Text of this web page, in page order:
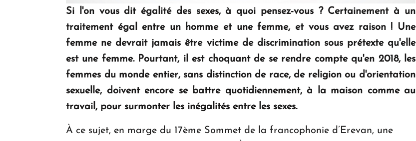
Si l'on vous dit égalité des sexes, à quoi pensez-vous ? Certainement à un
traitement égal entre un homme et une femme, et vous avez raison ! Une
femme ne devrait jamais être victime de discrimination sous prétexte qu'elle
est une femme. Pourtant, il est choquant de se rendre compte qu'en 2018, les
femmes du monde entier, sans distinction de race, de religion ou d'orientation
sexuelle, doivent encore se battre quotidiennement, à la maison comme au
travail, pour surmonter les inégalités entre les sexes.
À ce sujet, en marge du 17ème Sommet de la francophonie d’Erevan, une